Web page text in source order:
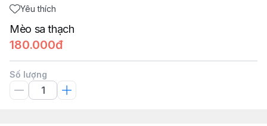
Yêu thích
Mèo sa thạch
180.000đ
Số lượng